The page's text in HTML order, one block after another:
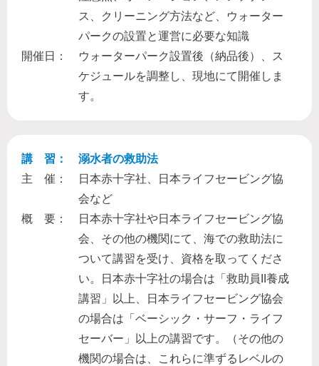
ス、クリーニング方法など、ウォーター
パークの設置と運営に必要な知識
開催日：
ウォーターパーク設置後（納品後）、ス
ケジュールを調整し、現地にて開催しま
す。
講 習：
溺水者の救助法
主 催：
日本赤十字社、日本ライフセービング協
会など
概 要：
日本赤十字社や日本ライフセービング協
会、その他の機関にて、海での救助法に
ついて講習を受け、資格を取ってくださ
い。日本赤十字社の場合は「救助員II養成
講習」以上、日本ライフセービング協会
の場合は「ベーシック・サーフ・ライフ
セーバー」以上の講習です。（その他の
機関の場合は、これらに準ずるレベルの